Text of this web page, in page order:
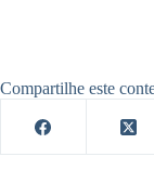
Compartilhe este